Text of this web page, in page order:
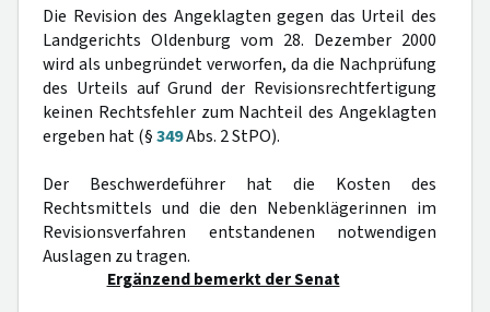
Die Revision des Angeklagten gegen das Urteil des
Landgerichts Oldenburg vom 28. Dezember 2000
wird als unbegründet verworfen, da die Nachprüfung
des Urteils auf Grund der Revisionsrechtfertigung
keinen Rechtsfehler zum Nachteil des Angeklagten
ergeben hat (§349Abs. 2 StPO).
Der Beschwerdeführer hat die Kosten des
Rechtsmittels und die den Nebenklägerinnen im
Revisionsverfahren entstandenen notwendigen
Auslagen zu tragen.
Ergänzend bemerkt der Senat